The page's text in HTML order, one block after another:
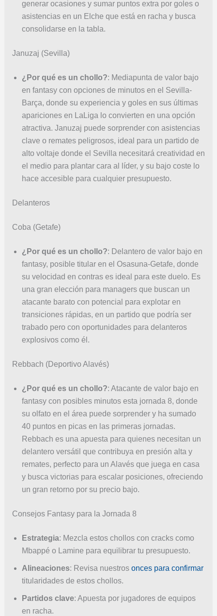
generar ocasiones y sumar puntos extra por goles o
asistencias en un Elche que está en racha y busca
consolidarse en la tabla.
Januzaj (Sevilla)
¿Por qué es un chollo?: Mediapunta de valor bajo
en fantasy con opciones de minutos en el Sevilla-
Barça, donde su experiencia y goles en sus últimas
apariciones en LaLiga lo convierten en una opción
atractiva. Januzaj puede sorprender con asistencias
clave o remates peligrosos, ideal para un partido de
alto voltaje donde el Sevilla necesitará creatividad en
el medio para plantar cara al líder, y su bajo coste lo
hace accesible para cualquier presupuesto.
Delanteros
Coba (Getafe)
¿Por qué es un chollo?: Delantero de valor bajo en
fantasy, posible titular en el Osasuna-Getafe, donde
su velocidad en contras es ideal para este duelo. Es
una gran elección para managers que buscan un
atacante barato con potencial para explotar en
transiciones rápidas, en un partido que podría ser
trabado pero con oportunidades para delanteros
explosivos como él.
Rebbach (Deportivo Alavés)
¿Por qué es un chollo?: Atacante de valor bajo en
fantasy con posibles minutos esta jornada 8, donde
su olfato en el área puede sorprender y ha sumado
40 puntos en picas en las primeras jornadas.
Rebbach es una apuesta para quienes necesitan un
delantero versátil que contribuya en presión alta y
remates, perfecto para un Alavés que juega en casa
y busca victorias para escalar posiciones, ofreciendo
un gran retorno por su precio bajo.
Consejos Fantasy para la Jornada 8
Estrategia: Mezcla estos chollos con cracks como
Mbappé o Lamine para equilibrar tu presupuesto.
Alineaciones: Revisa nuestros onces para confirmar
titularidades de estos chollos.
Partidos clave: Apuesta por jugadores de equipos
en racha.